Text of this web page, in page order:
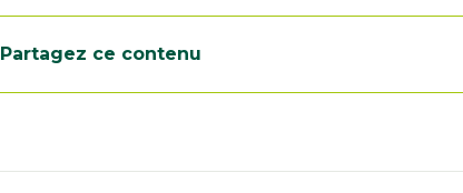
Partagez ce contenu